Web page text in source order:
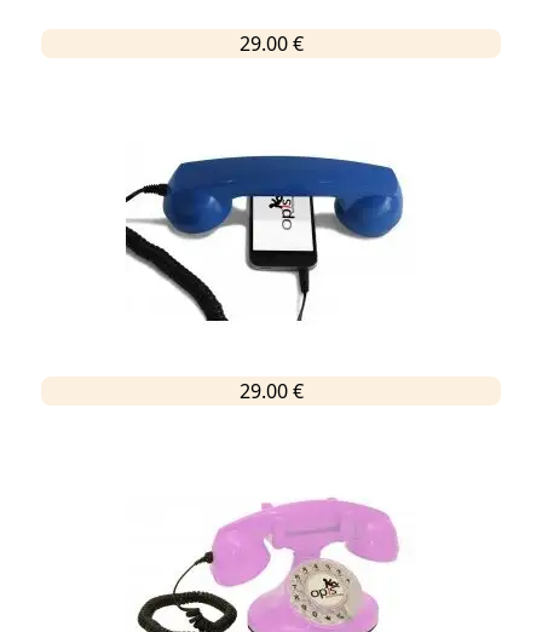
29.00 €
29.00 €